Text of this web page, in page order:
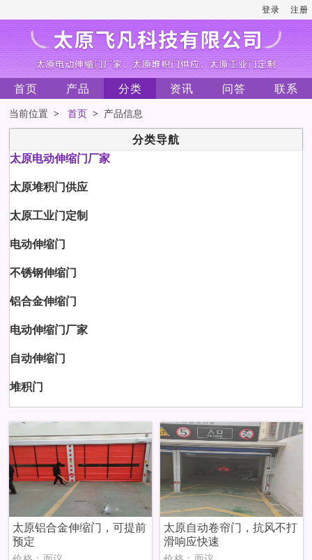
登录 注册
首页 产品 分类 资讯 问答 联系
当前位置 >首页 > 产品信息
分类导航
太原电动伸缩门厂家
太原堆积门供应
太原工业门定制
电动伸缩门
不锈钢伸缩门
铝合金伸缩门
电动伸缩门厂家
自动伸缩门
堆积门
太原铝合金伸缩门，可提前
预定
太原自动卷帘门，抗风不打
滑响应快速